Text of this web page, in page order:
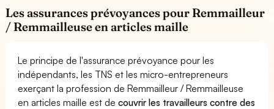
Les assurances prévoyances pour Remmailleur
/ Remmailleuse en articles maille
Le principe de l'assurance prévoyance pour les
indépendants, les TNS et les micro-entrepreneurs
exerçant la profession de Remmailleur / Remmailleuse
en articles maille est decouvrir les travailleurs contre des